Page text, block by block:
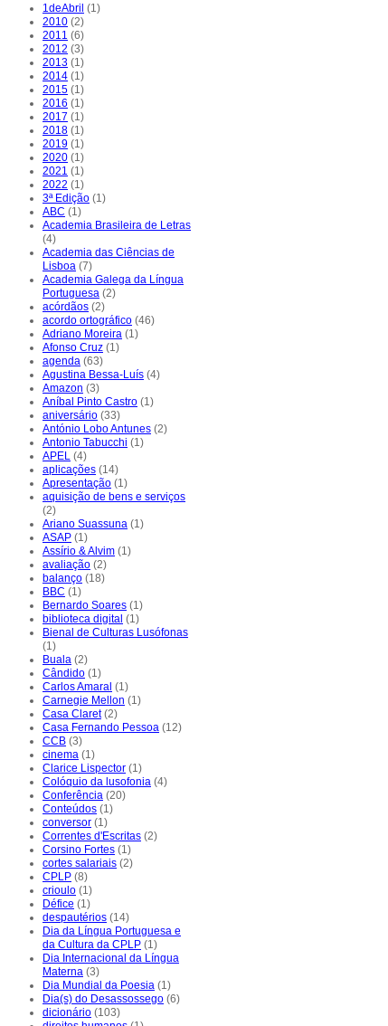
1deAbril (1)
2010 (2)
2011 (6)
2012 (3)
2013 (1)
2014 (1)
2015 (1)
2016 (1)
2017 (1)
2018 (1)
2019 (1)
2020 (1)
2021 (1)
2022 (1)
3ª Edição (1)
ABC (1)
Academia Brasileira de Letras
(4)
Academia das Ciências de
Lisboa (7)
Academia Galega da Língua
Portuguesa (2)
acórdãos (2)
acordo ortográfico (46)
Adriano Moreira (1)
Afonso Cruz (1)
agenda (63)
Agustina Bessa-Luís (4)
Amazon (3)
Aníbal Pinto Castro (1)
aniversário (33)
António Lobo Antunes (2)
Antonio Tabucchi (1)
APEL (4)
aplicações (14)
Apresentação (1)
aquisição de bens e serviços
(2)
Ariano Suassuna (1)
ASAP (1)
Assírio & Alvim (1)
avaliação (2)
balanço (18)
BBC (1)
Bernardo Soares (1)
biblioteca digital (1)
Bienal de Culturas Lusófonas
(1)
Buala (2)
Cândido (1)
Carlos Amaral (1)
Carnegie Mellon (1)
Casa Claret (2)
Casa Fernando Pessoa (12)
CCB (3)
cinema (1)
Clarice Lispector (1)
Colóquio da lusofonia (4)
Conferência (20)
Conteúdos (1)
conversor (1)
Correntes d'Escritas (2)
Corsino Fortes (1)
cortes salariais (2)
CPLP (8)
crioulo (1)
Défice (1)
despautérios (14)
Dia da Língua Portuguesa e
da Cultura da CPLP (1)
Dia Internacional da Língua
Materna (3)
Dia Mundial da Poesia (1)
Dia(s) do Desassossego (6)
dicionário (103)